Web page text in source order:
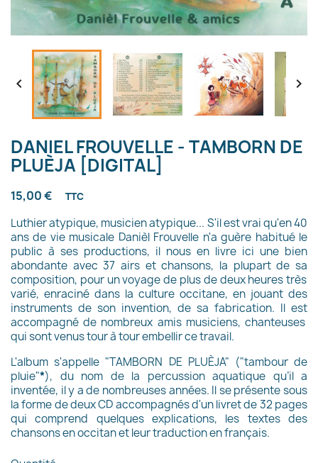
 
DANIEL FROUVELLE - TAMBORN DE
PLUÈJA [DIGITAL]
15,00 € TTC
Luthier atypique, musicien atypique... S'il est vrai qu'en 40
ans de vie musicale Danièl Frouvelle n'aguère habitué le
public à ses productions, il nous en livre ici une bien
abondante avec 37airs etchansons, la plupart desa
composition, pour un voyage de plus de deux heures très
varié, enraciné dans la culture occitane, en jouant des
instruments de son invention, de sa fabrication. Il est
accompagné de nombreux amis musiciens, chanteuses
qui sont venus tour à tour embellir ce travail.
L'album s'appelle "TAMBORN DE PLUÈJA" ("tambour de
pluie"*), du nom de la percussion aquatique qu’il a
inventée, il y ade nombreuses années. Il se présente sous
la forme de deux CD accompagnés d'un livret de 32 pages
qui comprend quelques explications, les textes des
chansons en occitan et leur traduction en français.